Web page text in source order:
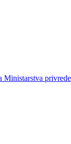
privrede